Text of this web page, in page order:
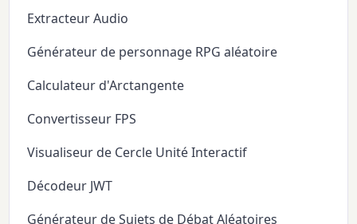
Extracteur Audio
Générateur de personnage RPG aléatoire
Calculateur d'Arctangente
Convertisseur FPS
Visualiseur de Cercle Unité Interactif
Décodeur JWT
Générateur de Sujets de Débat Aléatoires